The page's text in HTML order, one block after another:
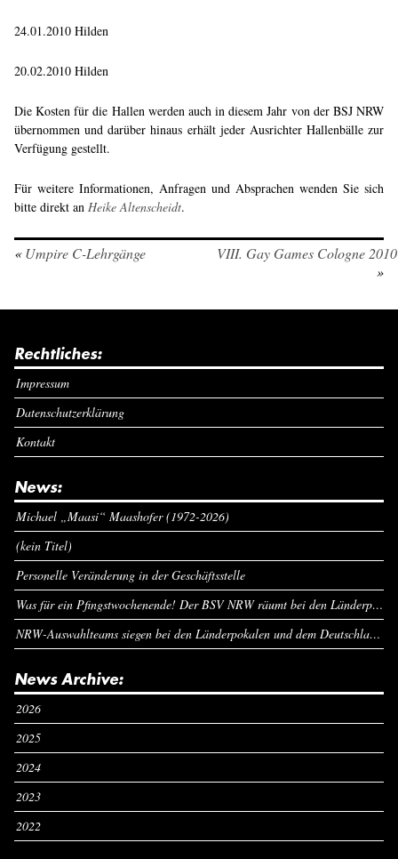
24.01.2010 Hilden
20.02.2010 Hilden
Die Kosten für die Hallen werden auch in diesem Jahr von der BSJ NRW
übernommen und darüber hinaus erhält jeder Ausrichter Hallenbälle zur
Verfügung gestellt.
Für weitere Informationen, Anfragen und Absprachen wenden Sie sich
bitte direkt an Heike Altenscheidt.
«Umpire C-Lehrgänge
VIII. Gay Games Cologne 2010
»
Rechtliches:
Impressum
Datenschutzerklärung
Kontakt
News:
Michael „Maasi“ Maashofer (1972-2026)
(kein Titel)
Personelle Veränderung in der Geschäftsstelle
Was für ein Pfingstwochenende! Der BSV NRW räumt bei den Länderpokalen ab
NRW-Auswahlteams siegen bei den Länderpokalen und dem Deutschlandcup an Pfingsten
News Archive:
2026
2025
2024
2023
2022